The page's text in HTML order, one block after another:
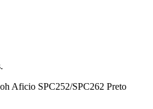
Aficio SPC252/SPC262 Preto